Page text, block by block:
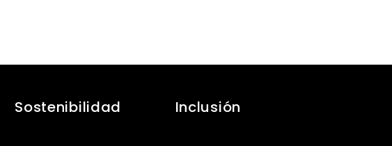
Sostenibilidad Inclusión